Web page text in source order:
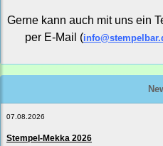
Gerne kann auch mit uns ein
per E-Mail (
07.08.2026
Stempel-Mekka 2026